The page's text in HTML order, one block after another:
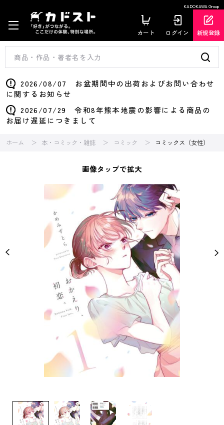
KADOKAWA Group
カート ログイン 新規登録
2026/08/07 お盆期間中の出荷およびお問い合わせ
に関するお知らせ
2026/07/29 令和8年熊本地震の影響による商品の
お届け遅延につきまして
ホーム 本・コミック・雑誌 コミック コミックス（女性）
画像タップで拡大